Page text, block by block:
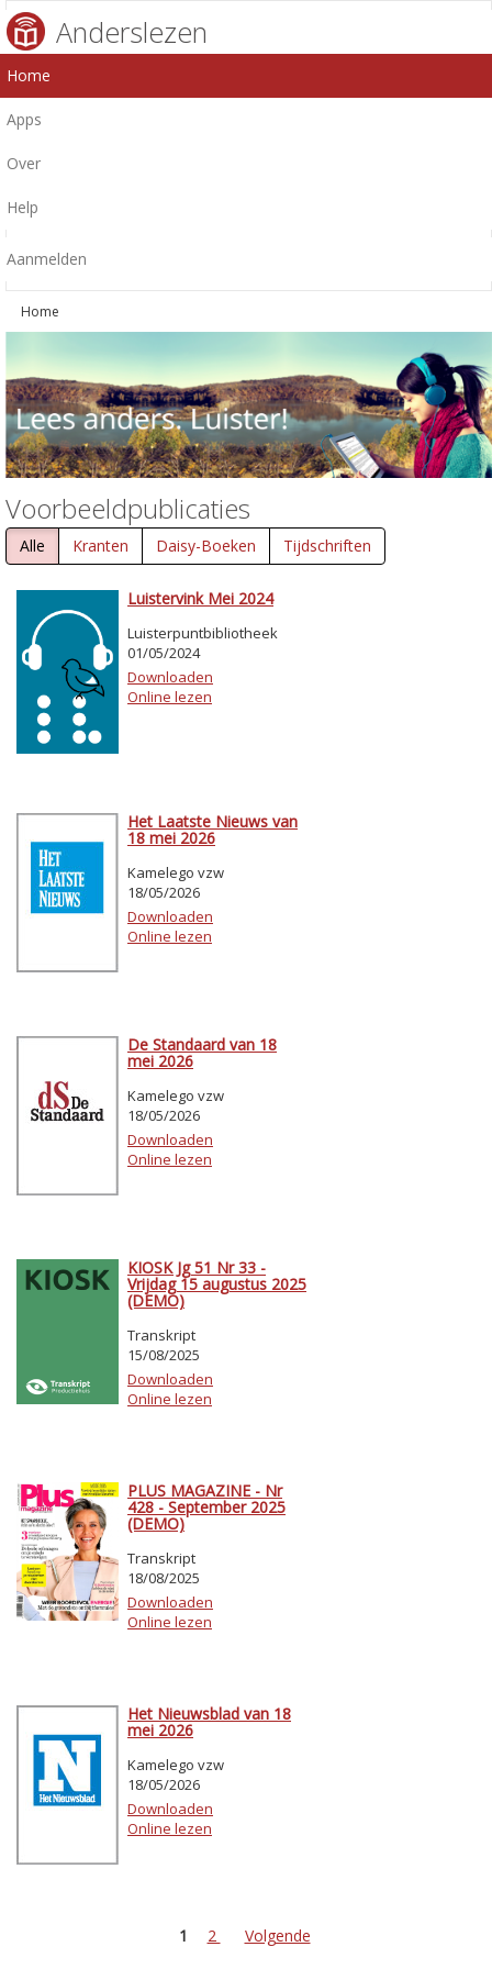
Anderslezen
Home
Apps
Over
Help
Aanmelden
Home
Voorbeeldpublicaties
Alle Kranten Daisy-Boeken Tijdschriften
Luistervink Mei 2024
Luisterpuntbibliotheek
01/05/2024
Downloaden
Online lezen
Het Laatste Nieuws van
18 mei 2026
Kamelego vzw
18/05/2026
Downloaden
Online lezen
De Standaard van 18
mei 2026
Kamelego vzw
18/05/2026
Downloaden
Online lezen
KIOSK Jg 51 Nr 33 -
Vrijdag 15 augustus 2025
(DEMO)
Transkript
15/08/2025
Downloaden
Online lezen
PLUS MAGAZINE - Nr
428 - September 2025
(DEMO)
Transkript
18/08/2025
Downloaden
Online lezen
Het Nieuwsblad van 18
mei 2026
Kamelego vzw
18/05/2026
Downloaden
Online lezen
1 2 Volgende